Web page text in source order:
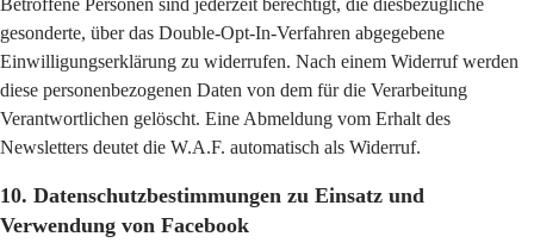
Betroffene Personen sind jederzeit berechtigt, die diesbezügliche
gesonderte, über das Double-Opt-In-Verfahren abgegebene
Einwilligungserklärung zu widerrufen. Nach einem Widerruf werden
diese personenbezogenen Daten von dem für die Verarbeitung
Verantwortlichen gelöscht. Eine Abmeldung vom Erhalt des
Newsletters deutet die W.A.F. automatisch als Widerruf.
10. Datenschutzbestimmungen zu Einsatz und
Verwendung von Facebook